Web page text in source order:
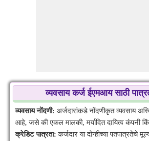
व्यवसाय कर्ज ईएमआय साठी
व्यवसाय नोंदणी: अर्जदारांकडे नोंदणीकृत व्यवसाय
आहे, जसे की एकल मालकी, मर्यादित दायित्व कंपनी
क्रेडिट पात्रता: कर्जदार या दोन्हीच्या पतपात्रतेचे